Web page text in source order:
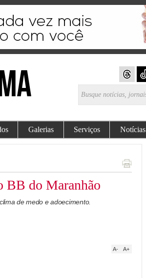
Galerias Serviços Notícias
BB do Maranhão
de medo e adoecimento.
A+
A-